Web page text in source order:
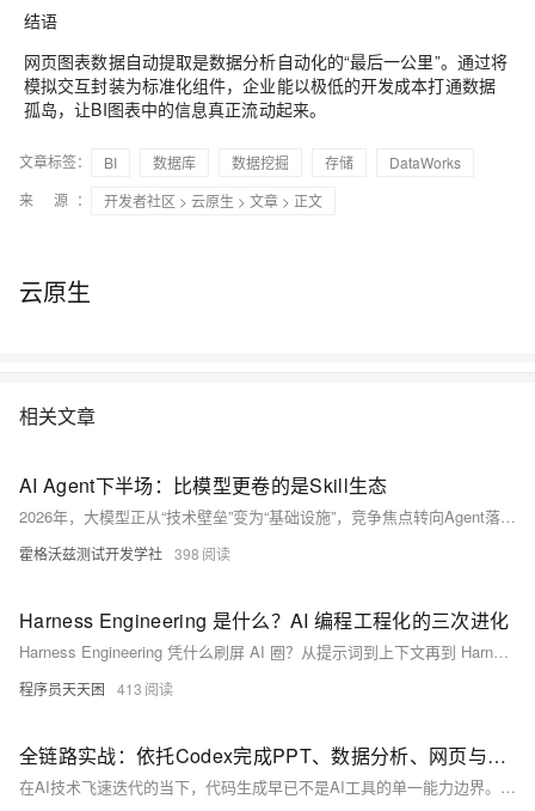
结语
网页图表数据自动提取是数据分析自动化的“最后一公里”。通过将
模拟交互封装为标准化组件，企业能以极低的开发成本打通数据
孤岛，让BI图表中的信息真正流动起来。
文章标签： BI 数据库 数据挖掘 存储
DataWorks
来 源：
开发者社区 > 云原生 > 文章 > 正文
云原生
相关文章
AI Agent下半场：比模型更卷的是Skill生态
2026年，大模型正从“技术壁垒”变为“基础设施”，竞争焦点转向Agent落地能力。MCP协议已成事实标准，月下载9700万次；Skill生态则将测试、开发等经验工程化封装，实现能力复用与可持续演进——真正的分水岭，不在模型，而在如何让AI把事干成。
霍格沃兹测试开发学社 398
Harness Engineering 是什么？AI 编程工程化的三次进化
Harness Engineering 凭什么刷屏 AI 圈？从提示词到上下文再到 Harness，一文讲透它的来龙去脉和五大核心模块。
程序员天天困 413
全链路实战：依托Codex完成PPT、数据分析、网页与APP一站式AI开发教程
在AI技术飞速迭代的当下，代码生成早已不是AI工具的单一能力边界。OpenAI旗下的Codex经过持续升级，如今已经成长为一款综合性智能生产力平台，除了经典的代码编写能力外，还支持插件调用、电脑远程操控、数据分析、多媒体制作、全品类应用开发等多元功能。本文将结合完整实操流程，一步步演示如何使用Codex完成PPT制作、体育赛事数据分析预测、网页开发以及移动端APP开发四大核心场景，全程记录操作指令、执行过程、代码实现以及问题优化方案，直观展现AI如何重塑传统工作与开发流程，同时剖析这套全链路AI工作模式的优势与现存局限。整套流程无需深厚的专业功底，普通办公人员、初级开发者都可以参考落地。